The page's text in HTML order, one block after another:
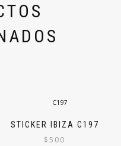
STICKER IBIZA C197
$500